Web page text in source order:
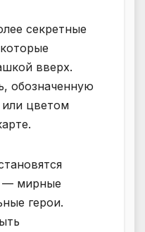
секретные
вверх.
обозначенную
цветом
— мирные
герои.